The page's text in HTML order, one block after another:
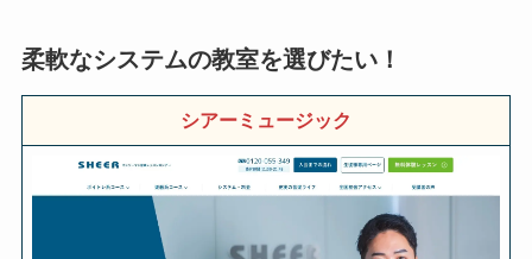
柔軟なシステムの教室を選びたい！
シアーミュージック